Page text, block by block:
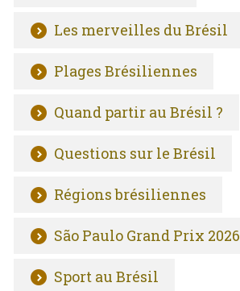
Les merveilles du Brésil
Plages Brésiliennes
Quand partir au Brésil ?
Questions sur le Brésil
Régions brésiliennes
São Paulo Grand Prix 2026
Sport au Brésil